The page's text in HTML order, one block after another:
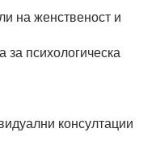
на женственост и
за психологическа
консултации